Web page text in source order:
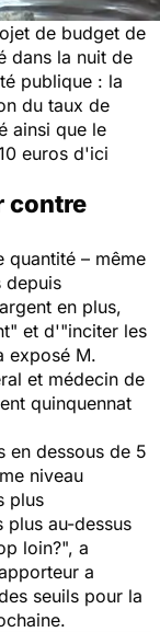
de budget de
dans la nuit de
publique : la
du taux de
ainsi que le
euros d'ici
contre
quantité – même
depuis
en plus,
et d'"inciter les
exposé M.
et médecin de
quinquennat
en dessous de 5
niveau
plus
plus au-dessus
loin?", a
a
seuils pour la